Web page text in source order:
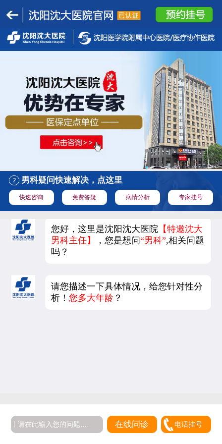
男科疑问快速解决，点这里
快速咨询 免费答疑 病情分析 专家挂号
您好，这里是沈阳沈大医院 【特邀沈大
男科主任】
，您是想问“男科”,相关问题
吗？
请您描述一下具体情况，给您针对性分
析！您多大年龄 ？
在线问诊 电话挂号